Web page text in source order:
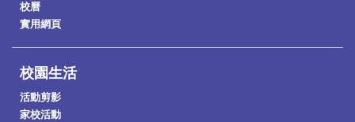
校曆
實用網頁
校園生活
活動剪影
家校活動